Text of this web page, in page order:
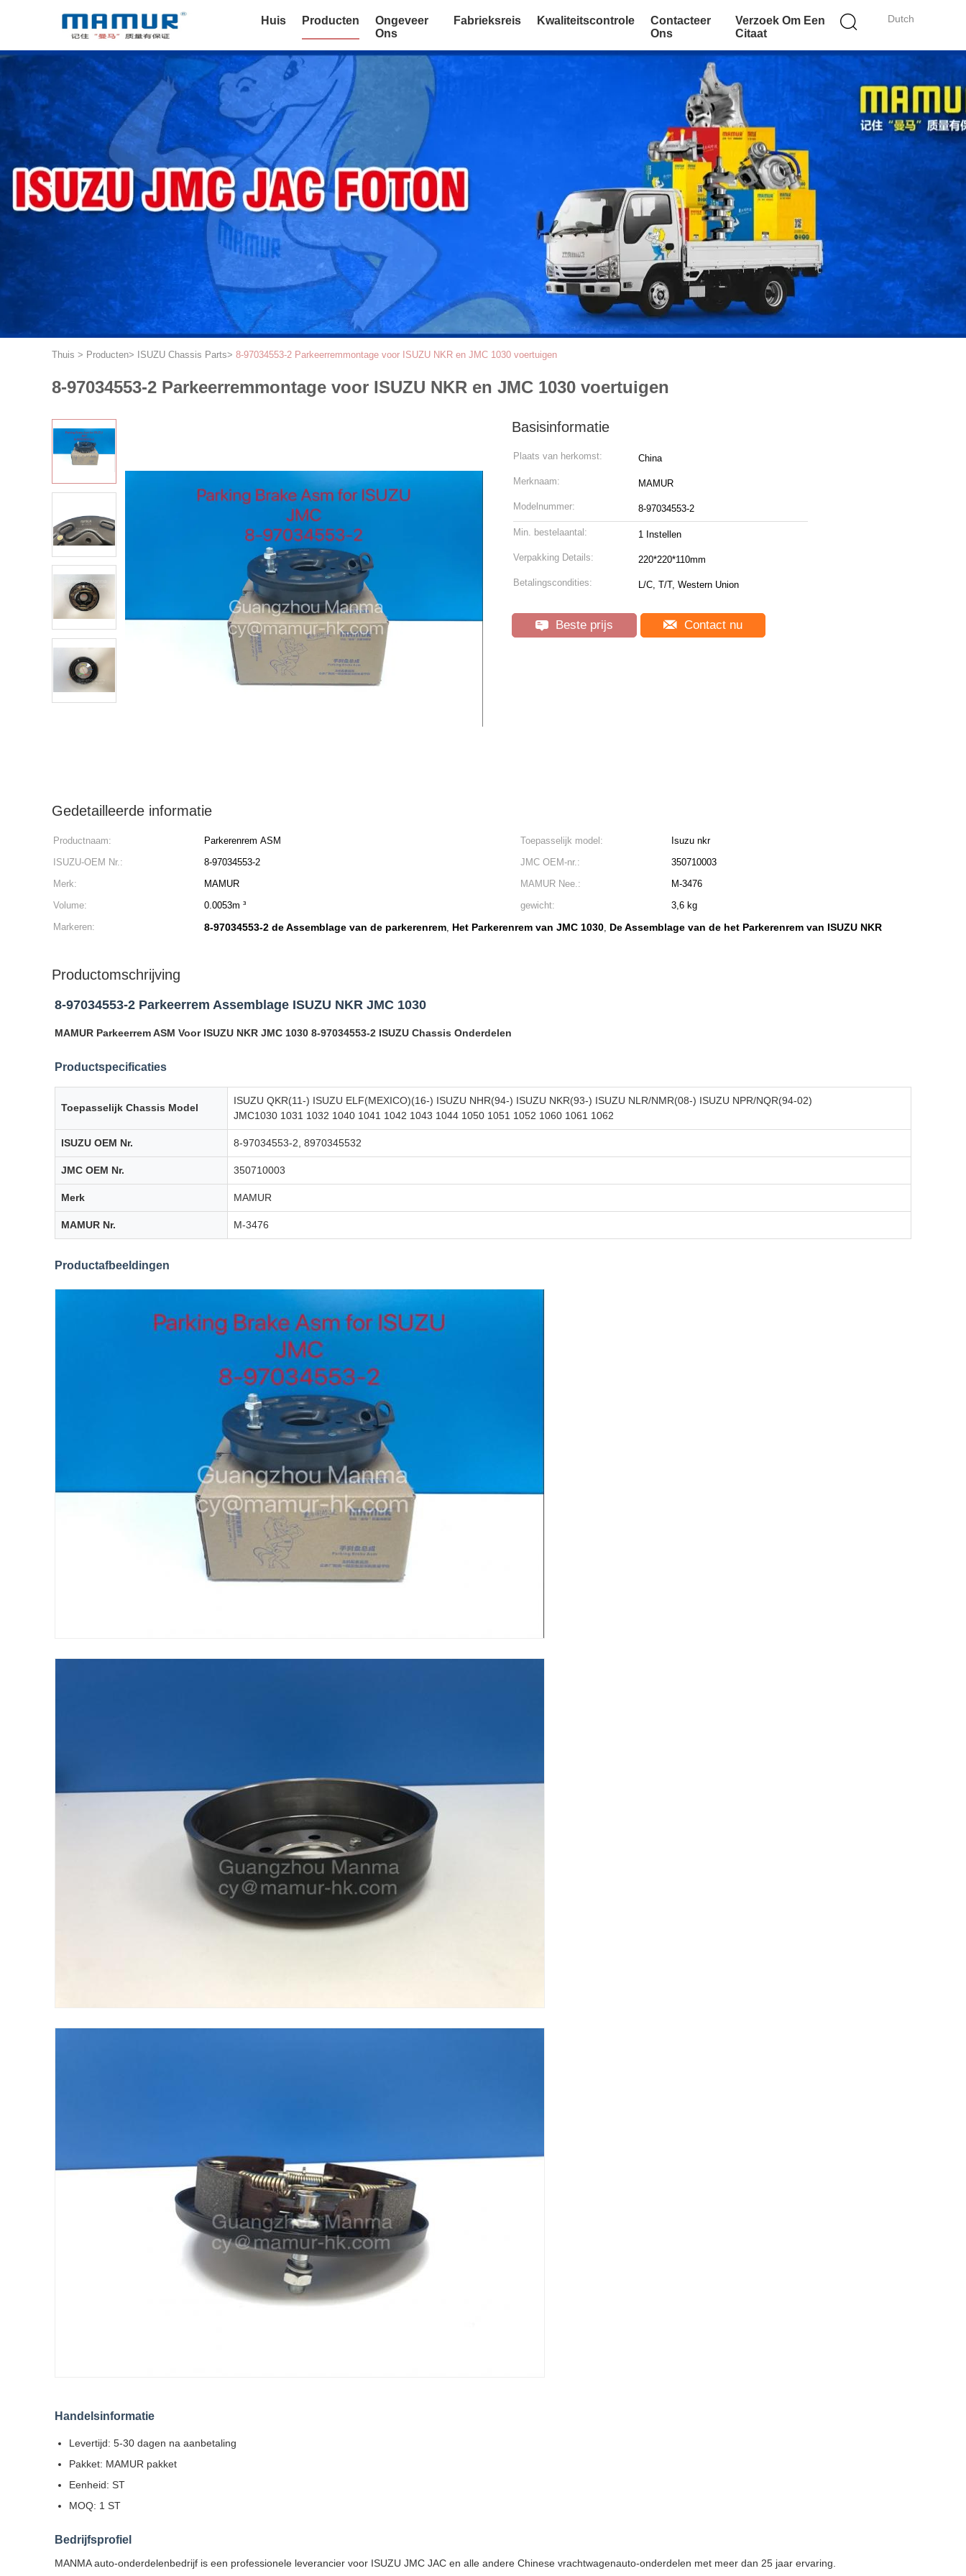
Dutch
Huis Producten
Ongeveer
Ons
Fabrieksreis Kwaliteitscontrole
Contacteer
Ons
Verzoek Om Een
Citaat
Thuis > Producten> ISUZU Chassis Parts> 8-97034553-2 Parkeerremmontage voor ISUZU NKR en JMC 1030 voertuigen
8-97034553-2 Parkeerremmontage voor ISUZU NKR en JMC 1030 voertuigen
Basisinformatie
Plaats van herkomst: China
Merknaam: MAMUR
Modelnummer: 8-97034553-2
Min. bestelaantal: 1 Instellen
Verpakking Details: 220*220*110mm
Betalingscondities: L/C, T/T, Western Union
Beste prijs Contact nu
Gedetailleerde informatie
Productnaam: Parkerenrem ASM Toepasselijk model:
Isuzu nkr
ISUZU-OEM Nr.:
8-97034553-2 JMC OEM-nr.:
350710003
Merk:
MAMUR MAMUR Nee.:
M-3476
Volume:
0.0053m ³ gewicht:
3,6 kg
Markeren:
8-97034553-2 de Assemblage van de parkerenrem, Het Parkerenrem van JMC 1030, De Assemblage van de het Parkerenrem van ISUZU NKR
Productomschrijving
8-97034553-2 Parkeerrem Assemblage ISUZU NKR JMC 1030
MAMUR Parkeerrem ASM Voor ISUZU NKR JMC 1030 8-97034553-2 ISUZU Chassis Onderdelen
Productspecificaties
Toepasselijk Chassis Model
ISUZU QKR(11-) ISUZU ELF(MEXICO)(16-) ISUZU NHR(94-) ISUZU NKR(93-) ISUZU NLR/NMR(08-) ISUZU NPR/NQR(94-02)
JMC1030 1031 1032 1040 1041 1042 1043 1044 1050 1051 1052 1060 1061 1062
ISUZU OEM Nr. 8-97034553-2, 8970345532
JMC OEM Nr. 350710003
Merk MAMUR
MAMUR Nr. M-3476
Productafbeeldingen
Handelsinformatie
Levertijd: 5-30 dagen na aanbetaling
Pakket: MAMUR pakket
Eenheid: ST
MOQ: 1 ST
Bedrijfsprofiel
MANMA auto-onderdelenbedrijf is een professionele leverancier voor ISUZU JMC JAC en alle andere Chinese vrachtwagenauto-onderdelen met meer dan 25 jaar ervaring.